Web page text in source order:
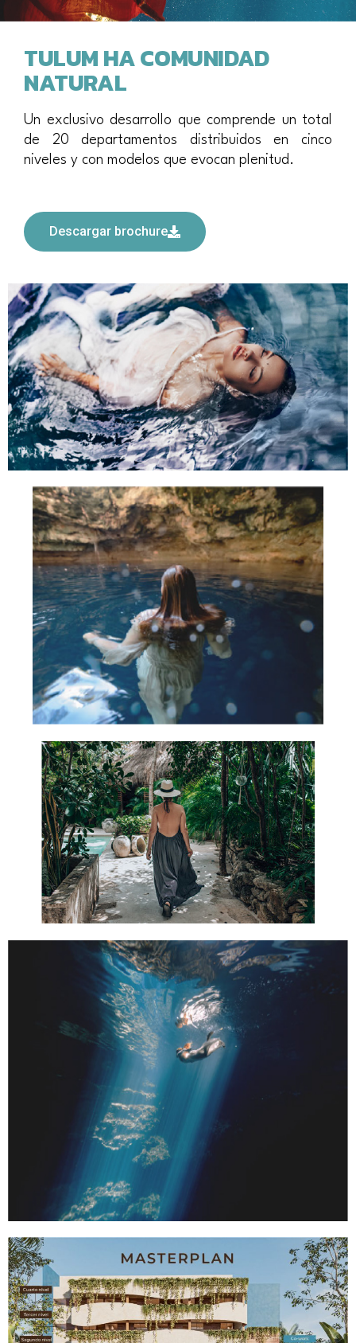
TULUM HA COMUNIDAD
NATURAL
Un exclusivo desarrollo que comprende un total
de 20 departamentos distribuidos en cinco
niveles y con modelos que evocan plenitud.
Descargar brochure